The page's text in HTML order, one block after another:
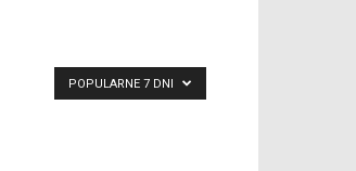
POPULARNE 7 DNI